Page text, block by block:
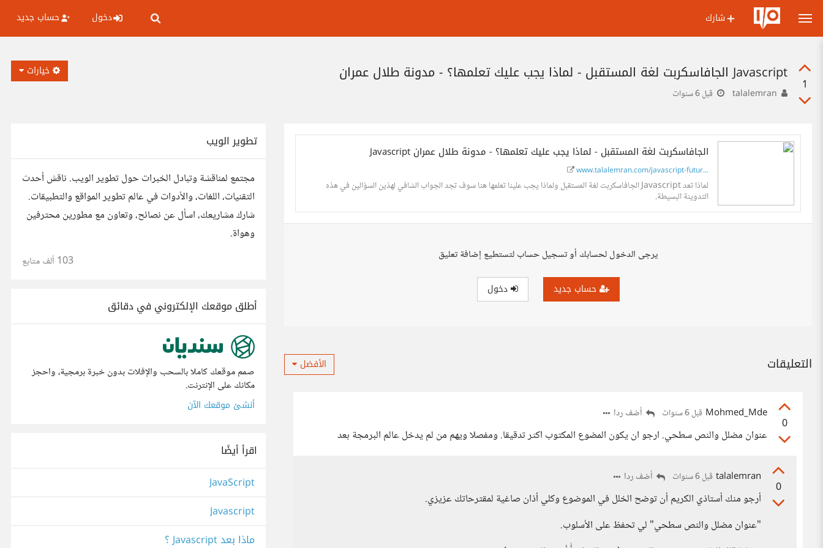
شارك دخول حساب جديد
1
Javascript الجافاسكربت لغة المستقبل - لماذا يجب عليك تعلمها؟ - مدونة طلال عمران
قبل 6 سنوات
خيارات
Javascript الجافاسكربت لغة المستقبل - لماذا يجب عليك تعلمها؟ - مدونة طلال عمران
www.talalemran.com/javascript-futur...
لماذا تعد Javascript الجافاسكربت لغة المستقبل ولماذا يجب علينا تعلمها هنا سوف تجد الجواب الشافي لهذين السؤالين في هذه
التدوينة البسيطة.
يرجى الدخول لحسابك أو تسجيل حساب لتستطيع إضافة تعليق
حساب جديد دخول
التعليقات الأفضل
0
Mohmed_Mde قبل 6 سنوات أضف ردا
عنوان مضلل والنص سطحي. ارجو ان يكون المضوع المكتوب اكثر تدقيقا. ومفصلا ويهم من لم يدخل عالم البرمجة بعد
0
talalemran قبل 6 سنوات أضف ردا
أرجو منك أستاذي الكريم أن توضح الخلل في الموضوع وكلي أذان صاغية لمقترحاتك عزيزي.
"عنوان مضلل والنص سطحي" لي تحفظ على الأسلوب.
تطوير الويب
مجتمع لمناقشة وتبادل الخبرات حول تطوير الويب. ناقش أحدث
التقنيات، اللغات، والأدوات في عالم تطوير المواقع والتطبيقات.
شارك مشاريعك، اسأل عن نصائح، وتعاون مع مطورين محترفين
وهواة.
103 ألف متابع
أطلق موقعك الإلكتروني في دقائق
صمم موقعك كاملا بالسحب والإفلات بدون خبرة برمجية، واحجز
مكانك على الإنترنت.
أنشئ موقعك الآن
اقرأ أيضًا
JavaScript
Javascript
ماذا بعد Javascript ؟